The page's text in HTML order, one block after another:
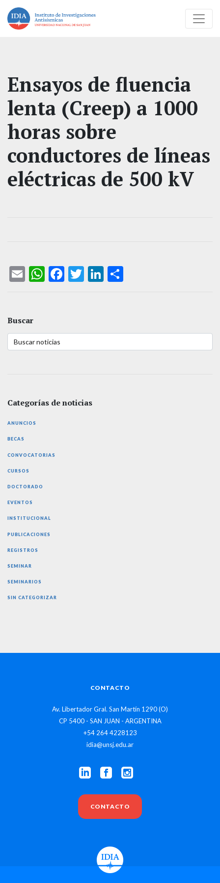
Ensayos de fluencia
lenta (Creep) a 1000
horas sobre
conductores de líneas
eléctricas de 500 kV
EmailWhatsApp
Facebook
TwitterLinkedIn
Buscar
Categorías de noticias
ANUNCIOS
BECAS
CONVOCATORIAS
CURSOS
DOCTORADO
EVENTOS
INSTITUCIONAL
PUBLICACIONES
REGISTROS
SEMINAR
SEMINARIOS
SIN CATEGORIZAR
CONTACTO
Av. Libertador Gral. San Martín 1290 (O)
CP 5400 - SAN JUAN - ARGENTINA
+54 264 4228123
idia@unsj.edu.ar
CONTACTO